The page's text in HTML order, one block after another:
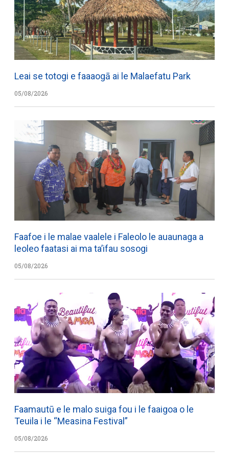
Leai se totogi e faaaogā ai le Malaefatu Park
05/08/2026
Faafoe i le malae vaalele i Faleolo le auaunaga a
leoleo faatasi ai ma ta’ifau sosogi
05/08/2026
Faamautū e le malo suiga fou i le faaigoa o le
Teuila i le “Measina Festival”
05/08/2026